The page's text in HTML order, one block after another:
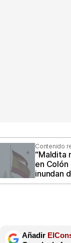
Contenido
“Maldita
en Colón
inundan
Añadir